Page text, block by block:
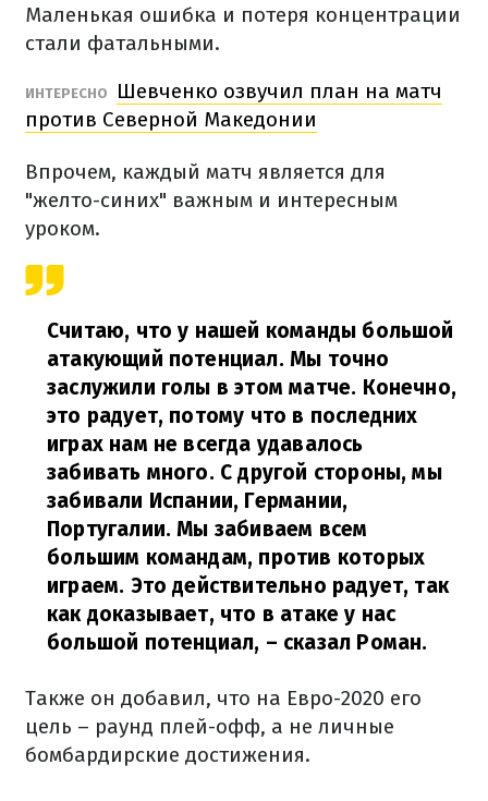
Маленькая ошибка и потеря концентрации
стали фатальными.
ИНТЕРЕСНО
Шевченко озвучил план на матч
против Северной Македонии
Впрочем, каждый матч является для
"желто-синих" важным и интересным
уроком.
Считаю, что у нашей команды большой
атакующий потенциал. Мы точно
заслужили голы в этом матче. Конечно,
это радует, потому что в последних
играх нам не всегда удавалось
забивать много. С другой стороны, мы
забивали Испании, Германии,
Португалии. Мы забиваем всем
большим командам, против которых
играем. Это действительно радует, так
как доказывает, что в атаке у нас
большой потенциал, – сказал Роман.
Также он добавил, что на Евро-2020 его
цель – раунд плей-офф, а не личные
бомбардирские достижения.